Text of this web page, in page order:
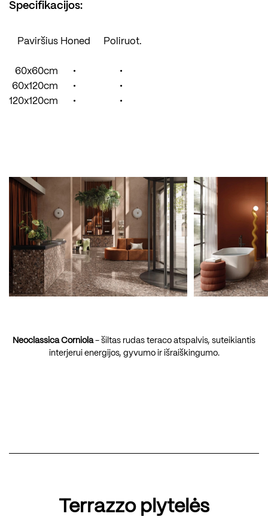
Specifikacijos:
Paviršius Honed Poliruot.
60x60cm •
•
60x120cm
•
•
120x120cm
• •
Neoclassica Corniola- šiltas rudas teraco atspalvis, suteikiantis
interjerui energijos, gyvumo ir išraiškingumo.
Terrazzo plytelės